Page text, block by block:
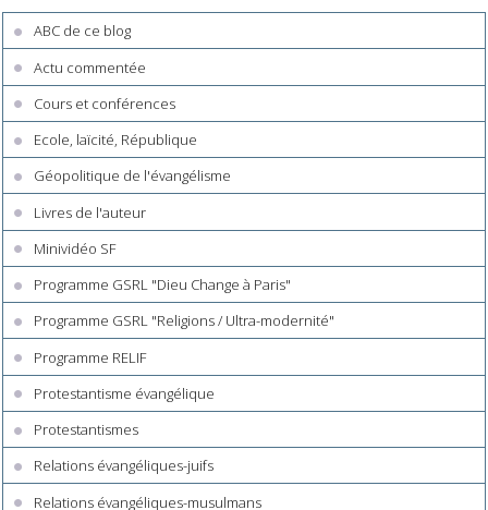
ABC de ce blog
Actu commentée
Cours et conférences
Ecole, laïcité, République
Géopolitique de l'évangélisme
Livres de l'auteur
Minividéo SF
Programme GSRL "Dieu Change à Paris"
Programme GSRL "Religions / Ultra-modernité"
Programme RELIF
Protestantisme évangélique
Protestantismes
Relations évangéliques-juifs
Relations évangéliques-musulmans